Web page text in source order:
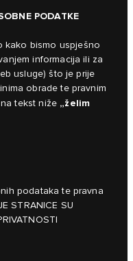
PODATKE
kako bismo uspješno
informacija ili za
usluge) što je prije
obrade te pravnim
tekst niže „želim
podataka te pravna
STRANICE SU